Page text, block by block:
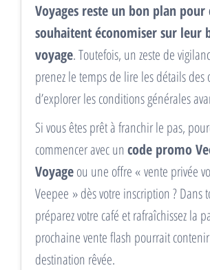
Voyages reste un bon plan pour
souhaitent économiser sur leur
voyage. Toutefois, un zeste de
prenez le temps de lire les détails des
d’explorer les conditions générales
Si vous êtes prêt à franchir le pas,
commencer avec un code promo
Voyageou une offre « vente privée
Veepee » dès votre inscription ? Dans
préparez votre café et rafraîchissez la
prochaine vente flash pourrait
destination rêvée.